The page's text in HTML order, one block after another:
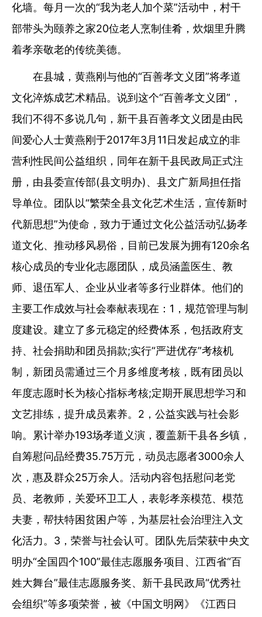
化墙。每月一次的“我为老人加个菜”活动中，村干
部带头为颐养之家20位老人烹制佳肴，炊烟里升腾
着孝亲敬老的传统美德。
在县城，黄燕刚与他的“百善孝文义团”将孝道
文化淬炼成艺术精品。说到这个“百善孝文义团”，
我们不得不多说几句，新干县百善孝文义团是由民
间爱心人士黄燕刚于2017年3月11日发起成立的非
营利性民间公益组织，同年在新干县民政局正式注
册，由县委宣传部(县文明办)、县文广新局担任指
导单位。团队以“繁荣全县文化艺术生活，宣传新时
代新思想”为使命，致力于通过文化公益活动弘扬孝
道文化、推动移风易俗，目前已发展为拥有120余名
核心成员的专业化志愿团队，成员涵盖医生、教
师、退伍军人、企业从业者等多行业群体。他们的
主要工作成效与社会奉献表现在：1，规范管理与制
度建设。建立了多元稳定的经费体系，包括政府支
持、社会捐助和团员捐款;实行“严进优存”考核机
制，新团员需通过三个月多维度考核，既有团员以
年度志愿时长为核心指标考核;定期开展思想学习和
文艺排练，提升成员素养。2，公益实践与社会影
响。累计举办193场孝道义演，覆盖新干县各乡镇，
自筹慰问品经费35.75万元，动员志愿者3000余人
次，惠及群众25万余人。活动内容包括慰问老党
员、老教师，关爱环卫工人，表彰孝亲模范、模范
夫妻，帮扶特困贫困户等，为基层社会治理注入文
化活力。3，荣誉与社会认可。团队先后荣获中央文
明办“全国四个100”最佳志愿服务项目、江西省“百
姓大舞台”最佳志愿服务奖、新干县民政局“优秀社
会组织”等多项荣誉，被《中国文明网》《江西日